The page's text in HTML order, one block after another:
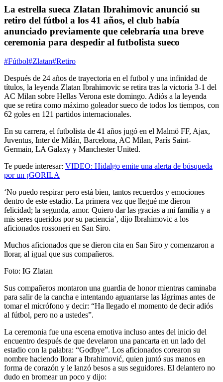
La estrella sueca Zlatan Ibrahimovic anunció su
retiro del fútbol a los 41 años, el club había
anunciado previamente que celebraría una breve
ceremonia para despedir al futbolista sueco
#Fútbol#Zlatan#Retiro
Después de 24 años de trayectoria en el futbol y una infinidad de
títulos, la leyenda Zlatan Ibrahimovic se retira tras la victoria 3-1 del
AC Milan sobre Hellas Verona este domingo. Adiós a la leyenda
que se retira como máximo goleador sueco de todos los tiempos, con
62 goles en 121 partidos internacionales.
En su carrera, el futbolista de 41 años jugó en el Malmö FF, Ajax,
Juventus, Inter de Milán, Barcelona, AC Milan, París Saint-
Germain, LA Galaxy y Manchester United.
Te puede interesar: VIDEO: Hidalgo emite una alerta de búsqueda
por un ¡GORILA
‘No puedo respirar pero está bien, tantos recuerdos y emociones
dentro de este estadio. La primera vez que llegué me dieron
felicidad; la segunda, amor. Quiero dar las gracias a mi familia y a
mis seres queridos por su paciencia’, dijo Ibrahimovic a los
aficionados rossoneri en San Siro.
Muchos aficionados que se dieron cita en San Siro y comenzaron a
llorar, al igual que sus compañeros.
Foto: IG Zlatan
Sus compañeros montaron una guardia de honor mientras caminaba
para salir de la cancha e intentando aguantarse las lágrimas antes de
tomar el micrófono y decir: “Ha llegado el momento de decir adiós
al fútbol, pero no a ustedes”.
La ceremonia fue una escena emotiva incluso antes del inicio del
encuentro después de que develaron una pancarta en un lado del
estadio con la palabra: “Godbye”. Los aficionados corearon su
nombre haciendo llorar a Ibrahimović, quien juntó sus manos en
forma de corazón y le lanzó besos a sus seguidores. El delantero no
dudo en bromear un poco y dijo: